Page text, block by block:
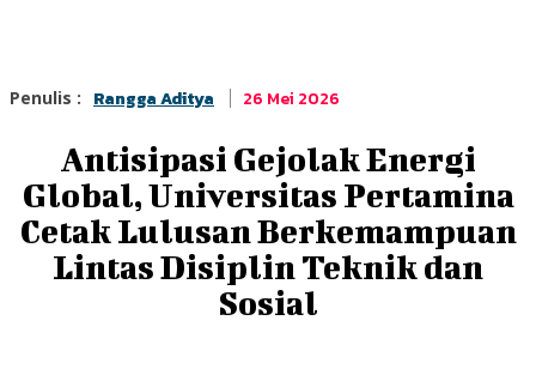
Penulis : Rangga Aditya 26 Mei 2026
Antisipasi Gejolak Energi
Global, Universitas Pertamina
Cetak Lulusan Berkemampuan
Lintas Disiplin Teknik dan
Sosial